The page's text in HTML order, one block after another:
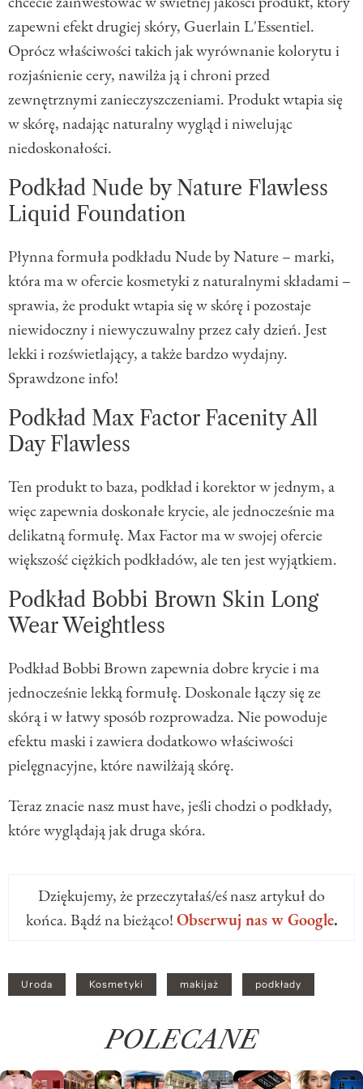
zapewni efekt drugiej skóry, Guerlain L'Essentiel.
Oprócz właściwości takich jak wyrównanie kolorytu i
rozjaśnienie cery, nawilża ją i chroni przed
zewnętrznymi zanieczyszczeniami. Produkt wtapia się
w skórę, nadając naturalny wygląd i niwelując
niedoskonałości.
Podkład Nude by Nature Flawless
Liquid Foundation
Płynna formuła podkładu Nude by Nature – marki,
która ma w ofercie kosmetyki z naturalnymi składami –
sprawia, że produkt wtapia się w skórę i pozostaje
niewidoczny i niewyczuwalny przez cały dzień. Jest
lekki i rozświetlający, a także bardzo wydajny.
Sprawdzone info!
Podkład Max Factor Facenity All
Day Flawless
Ten produkt to baza, podkład i korektor w jednym, a
więc zapewnia doskonałe krycie, ale jednocześnie ma
delikatną formułę. Max Factor ma w swojej ofercie
większość ciężkich podkładów, ale ten jest wyjątkiem.
Podkład Bobbi Brown Skin Long
Wear Weightless
Podkład Bobbi Brown zapewnia dobre krycie i ma
jednocześnie lekką formułę. Doskonale łączy się ze
skórą i w łatwy sposób rozprowadza. Nie powoduje
efektu maski i zawiera dodatkowo właściwości
pielęgnacyjne, które nawilżają skórę.
Teraz znacie nasz must have, jeśli chodzi o podkłady,
które wyglądają jak druga skóra.
Dziękujemy, że przeczytałaś/eś nasz artykuł do
końca. Bądź na bieżąco!Obserwuj nas w Google.
Uroda Kosmetyki makijaż podkłady
POLECANE